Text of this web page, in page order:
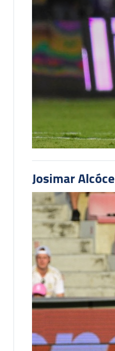
Josimar